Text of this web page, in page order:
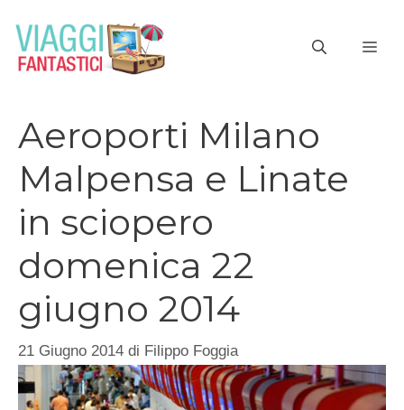
contenuto
Aeroporti Milano
Malpensa e Linate
in sciopero
domenica 22
giugno 2014
21 Giugno 2014 di Filippo Foggia